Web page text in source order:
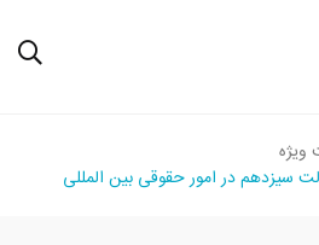
ویژه
سیزدهم در امور حقوقی بین المللی